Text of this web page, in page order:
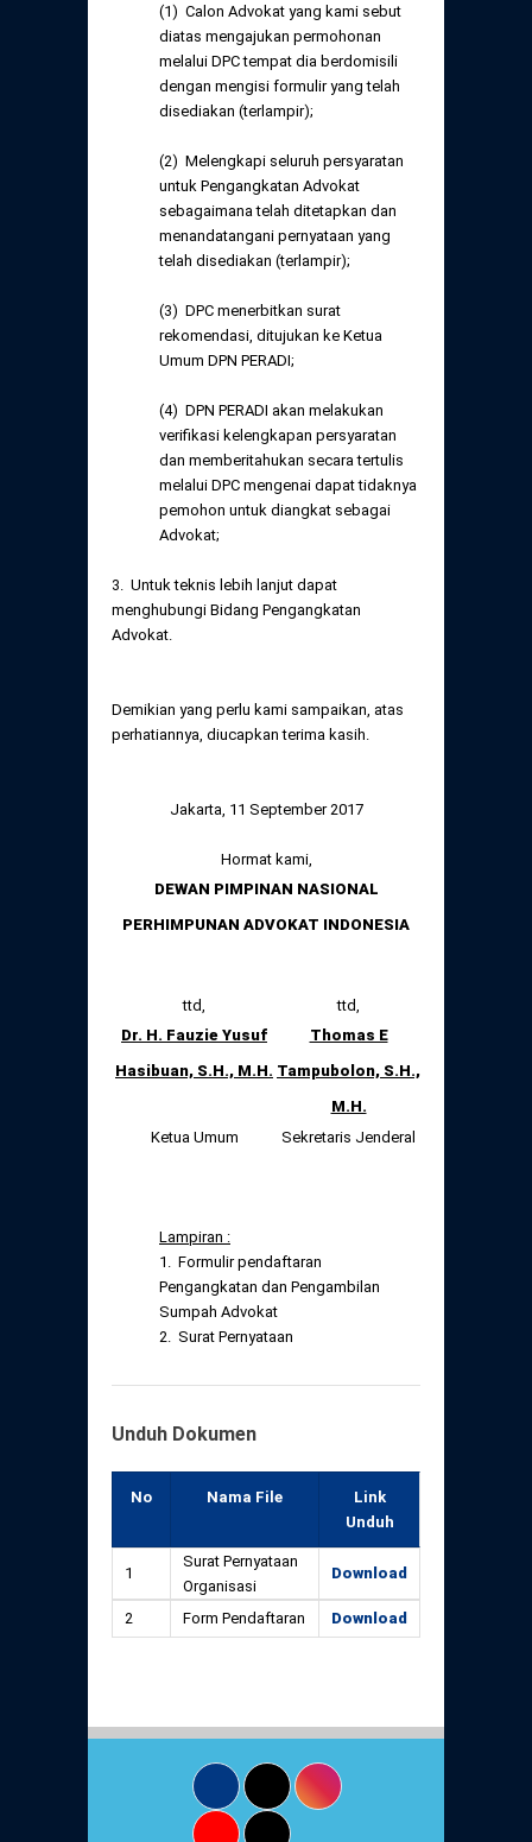
(1) Calon Advokat yang kami sebut
diatas mengajukan permohonan
melalui DPC tempat dia berdomisili
dengan mengisi formulir yang telah
disediakan (terlampir);
(2) Melengkapi seluruh persyaratan
untuk Pengangkatan Advokat
sebagaimana telah ditetapkan dan
menandatangani pernyataan yang
telah disediakan (terlampir);
(3) DPC menerbitkan surat
rekomendasi, ditujukan ke Ketua
Umum DPN PERADI;
(4) DPN PERADI akan melakukan
verifikasi kelengkapan persyaratan
dan memberitahukan secara tertulis
melalui DPC mengenai dapat tidaknya
pemohon untuk diangkat sebagai
Advokat;
3. Untuk teknis lebih lanjut dapat
menghubungi Bidang Pengangkatan
Advokat.
Demikian yang perlu kami sampaikan, atas
perhatiannya, diucapkan terima kasih.
Jakarta, 11 September 2017
Hormat kami,
DEWAN PIMPINAN NASIONAL
PERHIMPUNAN ADVOKAT INDONESIA
ttd,
ttd,
Dr. H. Fauzie Yusuf
Hasibuan, S.H., M.H.
Thomas E
Tampubolon, S.H.,
M.H.
Ketua Umum
Sekretaris Jenderal
Lampiran :
1. Formulir pendaftaran
Pengangkatan dan Pengambilan
Sumpah Advokat
2. Surat Pernyataan
Unduh Dokumen
No Nama File
Link
Unduh
1
Surat Pernyataan
Organisasi
Download
2 Form Pendaftaran Download